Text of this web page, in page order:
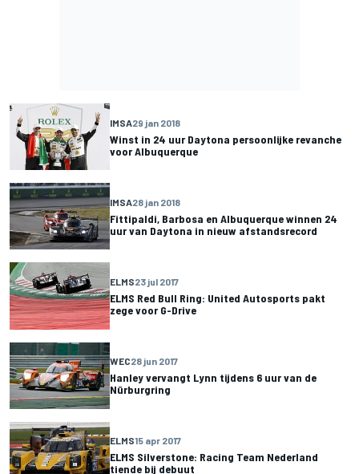
IMSA29 jan 2018
Winst in 24 uur Daytona persoonlijke revanche
voor Albuquerque
IMSA28 jan 2018
Fittipaldi, Barbosa en Albuquerque winnen 24
uur van Daytona in nieuw afstandsrecord
ELMS23 jul 2017
ELMS Red Bull Ring: United Autosports pakt
zege voor G-Drive
WEC28 jun 2017
Hanley vervangt Lynn tijdens 6 uur van de
Nürburgring
ELMS15 apr 2017
ELMS Silverstone: Racing Team Nederland
tiende bij debuut